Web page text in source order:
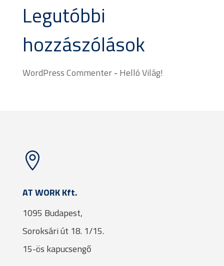
Legutóbbi
hozzászólások
WordPress Commenter- Helló Világ!

AT WORK Kft.
1095 Budapest,
Soroksári út 18. 1/15.
15-ös kapucsengő